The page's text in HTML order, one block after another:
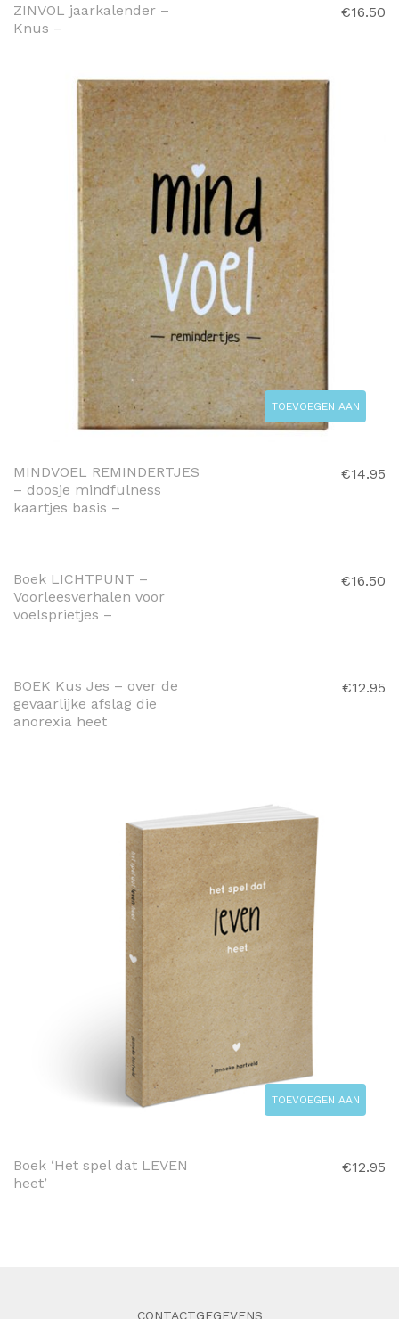
ZINVOL jaarkalender –
Knus –
€16.50
TOEVOEGEN AAN
MINDVOEL REMINDERTJES
– doosje mindfulness
kaartjes basis –
€14.95
Boek LICHTPUNT –
Voorleesverhalen voor
voelsprietjes –
€16.50
BOEK Kus Jes – over de
gevaarlijke afslag die
anorexia heet
€12.95
TOEVOEGEN AAN
Boek ‘Het spel dat LEVEN
heet’
€12.95
CONTACTGEGEVENS